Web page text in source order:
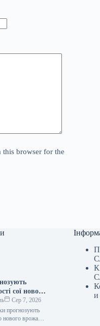
this browser for the
сої нового
тисяч
— КУРКУЛЬ
Сер 7, 2026
прогнозують
нового врожаю у
и